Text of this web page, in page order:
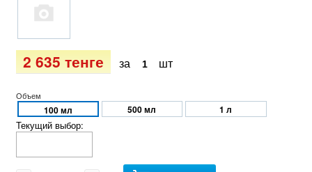
2 635 тенге за шт
Объем
100 мл 500 мл 1 л
Текущий выбор: